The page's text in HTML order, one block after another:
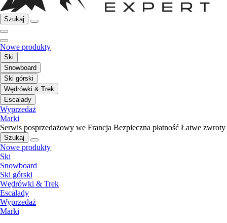
Szukaj
Nowe produkty
Ski
Snowboard
Ski górski
Wędrówki & Trek
Escalady
Wyprzedaż
Marki
Serwis posprzedażowy we Francja Bezpieczna płatność Łatwe zwroty
Szukaj
Nowe produkty
Ski
Snowboard
Ski górski
Wędrówki & Trek
Escalady
Wyprzedaż
Marki